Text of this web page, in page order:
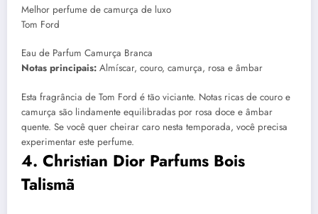
Melhor perfume de camurça de luxo
Tom Ford
Eau de Parfum Camurça Branca
Notas principais: Almíscar, couro, camurça, rosa e âmbar
Esta fragrância de Tom Ford é tão viciante. Notas ricas de couro e
camurça são lindamente equilibradas por rosa doce e âmbar
quente. Se você quer cheirar caro nesta temporada, você precisa
experimentar este perfume.
4. Christian Dior Parfums Bois
Talismã